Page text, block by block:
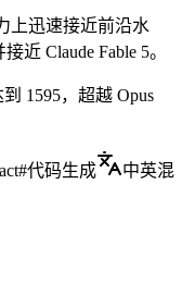
上迅速接近前沿水
近 Claude Fable 5。
1595，超越 Opus
#代码生成
中英混